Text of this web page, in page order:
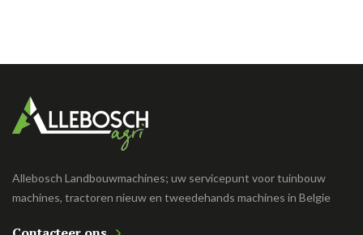
Allebosch Landbouwmachines; uw servicepunt voor tuinbouw
machines, tractoren nieuw en tweedehands machines in Belgie